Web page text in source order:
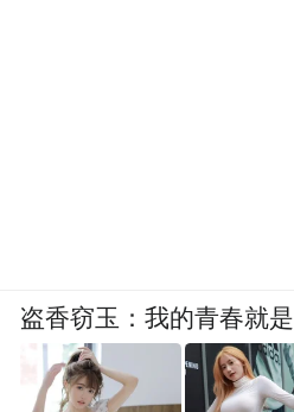
盗香窃玉：我的青春就